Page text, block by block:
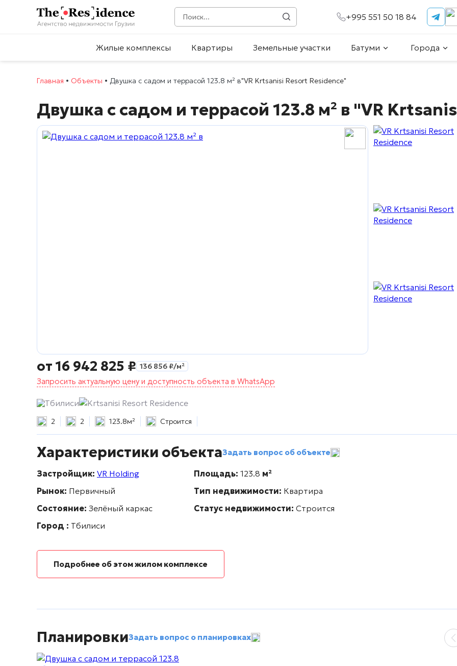
+995 551 50 18 84
Жилые комплексы Квартиры Земельные участки Батуми Города
Главная • Объекты • Двушка с садом и террасой 123.8 м² в"VR Krtsanisi Resort Residence"
Двушка с садом и террасой 123.8 м² в "VR
от 16 942 825 ₽ 136 856₽/м²
Запросить актуальную цену и доступность объекта в WhatsApp
Тбилиси Krtsanisi Resort Residence
2 2 123.8м² Строится
Характеристики объектаЗадать вопрос об объекте
Застройщик: VR Holding
Рынок: Первичный
Состояние: Зелёный каркас
Город : Тбилиси
Площадь: 123.8 м²
Тип недвижимости: Квартира
Статус недвижимости: Строится
Подробнее об этом жилом комплексе
ПланировкиЗадать вопрос о планировках